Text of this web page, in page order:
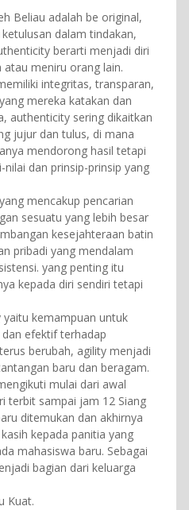
Beliau adalah be original,
dalam tindakan,
berarti menjadi diri
meniru orang lain.
integritas, transparan,
mereka katakan dan
authenticity sering dikaitkan
jujur dan tulus, di mana
mendorong hasil tetapi
dan prinsip-prinsip yang
mencakup pencarian
sesuatu yang lebih besar
kesejahteraan batin
pribadi yang mendalam
yang penting itu
kepada diri sendiri tetapi
kemampuan untuk
efektif terhadap
berubah, agility menjadi
baru dan beragam.
mulai dari awal
terbit sampai jam 12 Siang
ditemukan dan akhirnya
kepada panitia yang
mahasiswa baru. Sebagai
bagian dari keluarga
Kuat.